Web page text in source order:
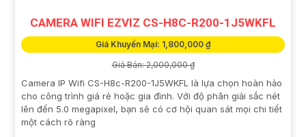
CAMERA WIFI EZVIZ CS-H8C-R200-1J5WKFL
Giá Khuyến Mại: 1,800,000 ₫
Giá Bán: 2,000,000 ₫
Camera IP Wifi CS-H8c-R200-1J5WKFL là lựa chọn hoàn hảo
cho công trình giá rẻ hoặc gia đình. Với độ phân giải sắc nét
lên đến 5.0 megapixel, bạn sẽ có cơ hội quan sát mọi chi tiết
một cách rõ ràng